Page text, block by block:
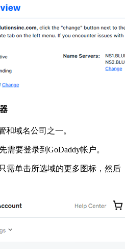
和域名公司之一。
需要登录到GoDaddy帐户。
需单击所选域的更多图标，然后